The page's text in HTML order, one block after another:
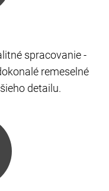
spracovanie -
remeselné
detailu.